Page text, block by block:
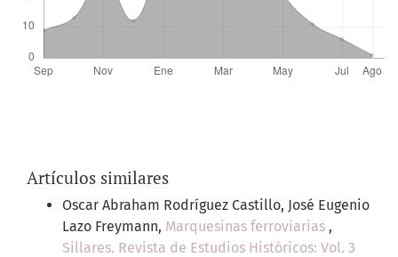
Artículos similares
Oscar Abraham Rodríguez Castillo, José Eugenio
Lazo Freymann, Marquesinas ferroviarias ,
Sillares. Revista de Estudios Históricos: Vol. 3